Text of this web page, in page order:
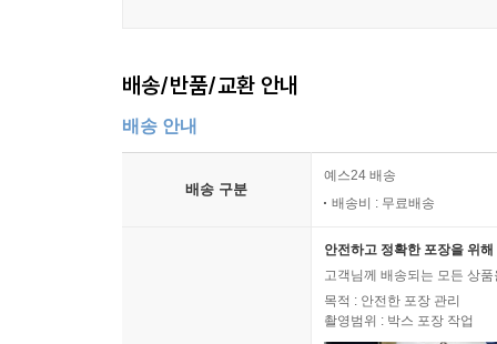
나도 모르는 결에 붓을 들어 쓸데없는~ 因?不覺葛
기함起? ......... 142
홍무 경술년 9월 15일에 내교(佛敎)의 공부 방편
백운화상어록 하권 白雲和尙語錄 卷下
배송/반품/교환 안내
배송 안내
배송 구분
예스24 배송
배송비 : 무료배송
안전하고 정확한 포장을 위
고객님께 배송되는 모든 상
목적 : 안전한 포장 관리
촬영범위 : 박스 포장 작업